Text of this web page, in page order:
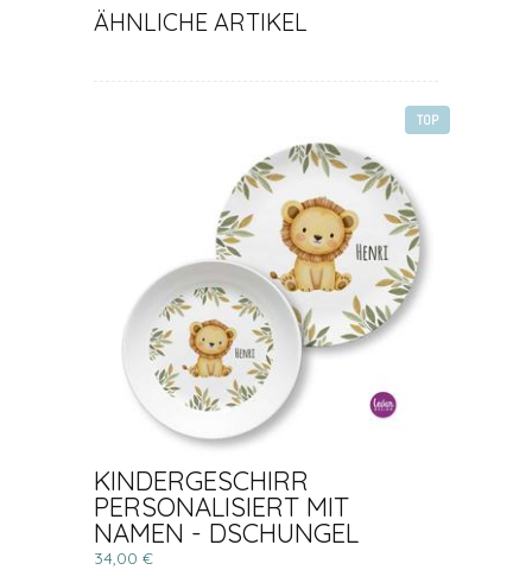
ÄHNLICHE ARTIKEL
TOP
KINDERGESCHIRR
PERSONALISIERT MIT
NAMEN - DSCHUNGEL
34,00 €